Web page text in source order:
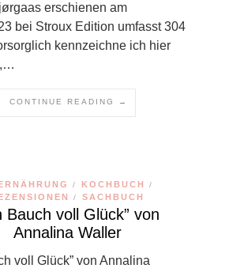
erschienen am
bei Stroux Edition umfasst 304
kennzeichne ich hier
CONTINUE READING →
/ KOCHBUCH /
/ SACHBUCH
Bauch voll Glück” von
Annalina Waller
voll Glück” von Annalina